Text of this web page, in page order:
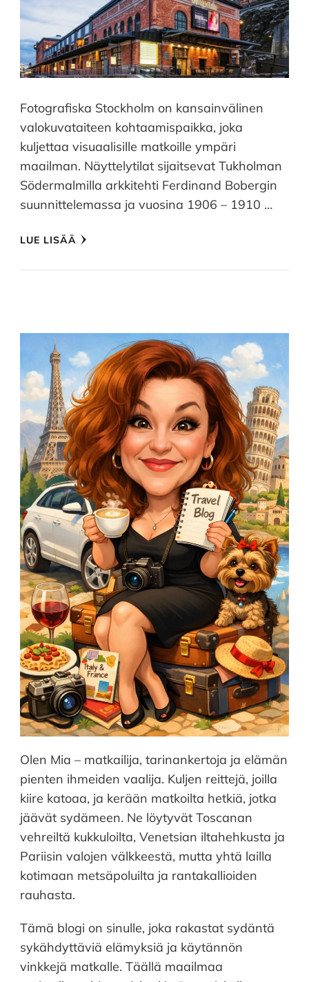
Fotografiska Stockholm on kansainvälinen
valokuvataiteen kohtaamispaikka, joka
kuljettaa visuaalisille matkoille ympäri
maailman. Näyttelytilat sijaitsevat Tukholman
Södermalmilla arkkitehti Ferdinand Bobergin
suunnittelemassa ja vuosina 1906 – 1910 …
LUE LISÄÄ
Olen Mia – matkailija, tarinankertoja ja elämän
pienten ihmeiden vaalija. Kuljen reittejä, joilla
kiire katoaa, ja kerään matkoilta hetkiä, jotka
jäävät sydämeen. Ne löytyvät Toscanan
vehreiltä kukkuloilta, Venetsian iltahehkusta ja
Pariisin valojen välkkeestä, mutta yhtä lailla
kotimaan metsäpoluilta ja rantakallioiden
rauhasta.
Tämä blogi on sinulle, joka rakastat sydäntä
sykähdyttäviä elämyksiä ja käytännön
vinkkejä matkalle. Täällä maailmaa